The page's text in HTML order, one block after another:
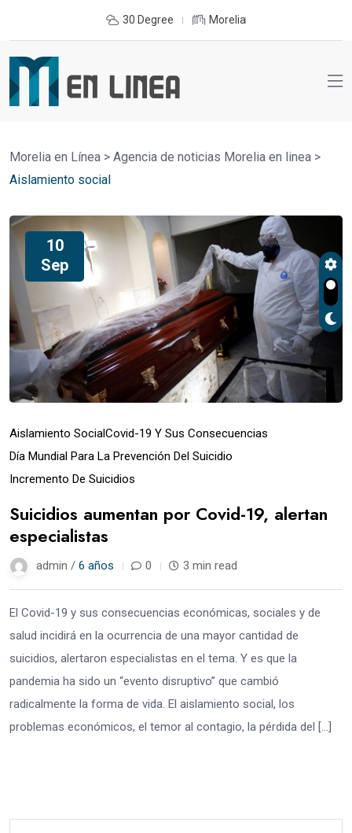
30 Degree Morelia
Morelia en Línea > Agencia de noticias Morelia en linea >
Aislamiento social
10
Sep
Aislamiento SocialCovid-19 Y Sus Consecuencias
Día Mundial Para La Prevención Del Suicidio
Incremento De Suicidios
Suicidios aumentan por Covid-19, alertan
especialistas
admin / 6 años 0 3 min read
El Covid-19 y sus consecuencias económicas, sociales y de
salud incidirá en la ocurrencia de una mayor cantidad de
suicidios, alertaron especialistas en el tema. Y es que la
pandemia ha sido un “evento disruptivo” que cambió
radicalmente la forma de vida. El aislamiento social, los
problemas económicos, el temor al contagio, la pérdida del […]